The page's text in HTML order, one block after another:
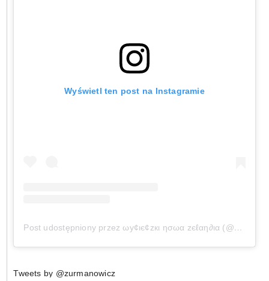
Wyświetl ten post na Instagramie
Post udostępniony przez ωу¢ιє¢zкι ησωα zєℓαη∂ια (@wycieczkinowazelandia)
Tweets by @zurmanowicz